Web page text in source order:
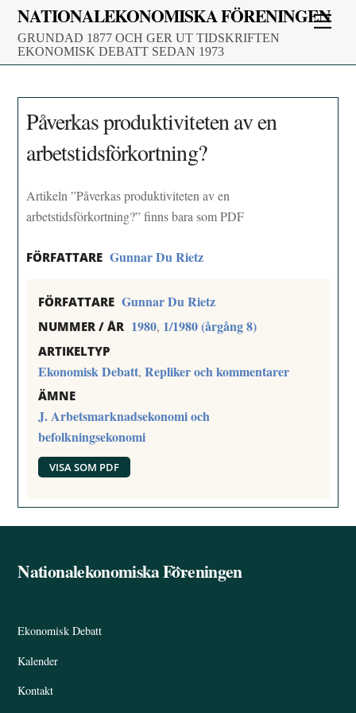
Skip
content
NATIONALEKONOMISKA FÖRENINGEN
GRUNDAD 1877 OCH GER UT TIDSKRIFTEN
EKONOMISK DEBATT SEDAN 1973
Påverkas produktiviteten av en
arbetstidsförkortning?
Artikeln ”Påverkas produktiviteten av en
arbetstidsförkortning?” finns bara som PDF
FÖRFATTARE Gunnar Du Rietz
FÖRFATTARE Gunnar Du Rietz
NUMMER / ÅR 1980, 1/1980 (årgång 8)
ARTIKELTYP
Ekonomisk Debatt,Repliker och kommentarer
ÄMNE
J. Arbetsmarknadsekonomi och
befolkningsekonomi
VISA SOM PDF
Back
Nationalekonomiska Föreningen
Ekonomisk Debatt
Kalender
Kontakt